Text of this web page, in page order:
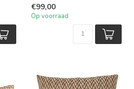
€99,00
Op voorraad